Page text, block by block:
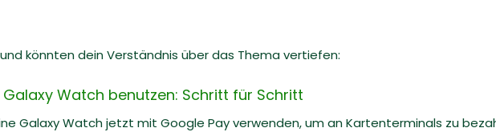
könnten dein Verständnis über das Thema vertiefen:
Watch benutzen: Schritt für Schritt
Galaxy Watch jetzt mit Google Pay verwenden, um an Kartenterminals zu